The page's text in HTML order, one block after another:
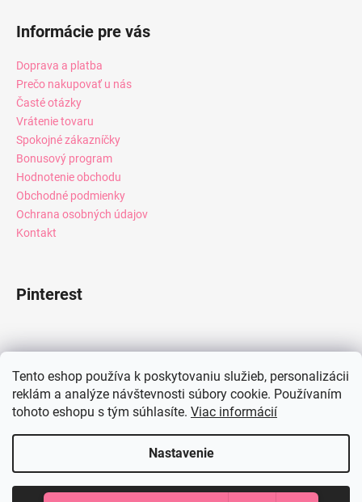
Tento eshop používa k poskytovaniu služieb, personalizácii
reklám a analýze návštevnosti súbory cookie. Používaním
tohoto eshopu s tým súhlasíte. Viac informácií
Nastavenie
Informácie pre vás
Doprava a platba
Prečo nakupovať u nás
Časté otázky
Vrátenie tovaru
Spokojné zákazníčky
Bonusový program
Hodnotenie obchodu
Obchodné podmienky
Ochrana osobných údajov
Kontakt
Pinterest
Instagram